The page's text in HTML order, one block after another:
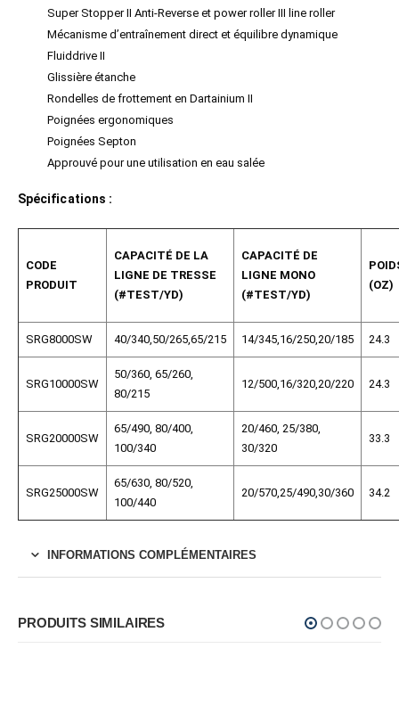
Super Stopper II Anti-Reverse et power roller III line roller
Mécanisme d’entraînement direct et équilibre dynamique
Fluiddrive II
Glissière étanche
Rondelles de frottement en Dartainium II
Poignées ergonomiques
Poignées Septon
Approuvé pour une utilisation en eau salée
Spécifications :
CODE
PRODUIT
CAPACITÉ DE LA
LIGNE DE TRESSE
(#TEST/YD)
CAPACITÉ DE
LIGNE MONO
(#TEST/YD)
(OZ)
SRG8000SW 40/340,50/265,65/215 14/345,16/250,20/185 24.3
SRG10000SW
50/360, 65/260,
80/215
12/500,16/320,20/220 24.3
SRG20000SW
65/490, 80/400,
100/340
20/460, 25/380,
30/320
33.3
SRG25000SW
65/630, 80/520,
100/440
20/570,25/490,30/360 34.2
INFORMATIONS COMPLÉMENTAIRES
PRODUITS SIMILAIRES